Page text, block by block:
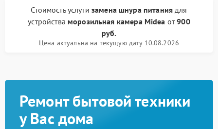
Стоимость услуги замена шнура питаниядля
устройства морозильная камера Midea от900
руб.
Цена актуальна на текущую дату 10.08.2026
Ремонт бытовой техники
у Вас дома